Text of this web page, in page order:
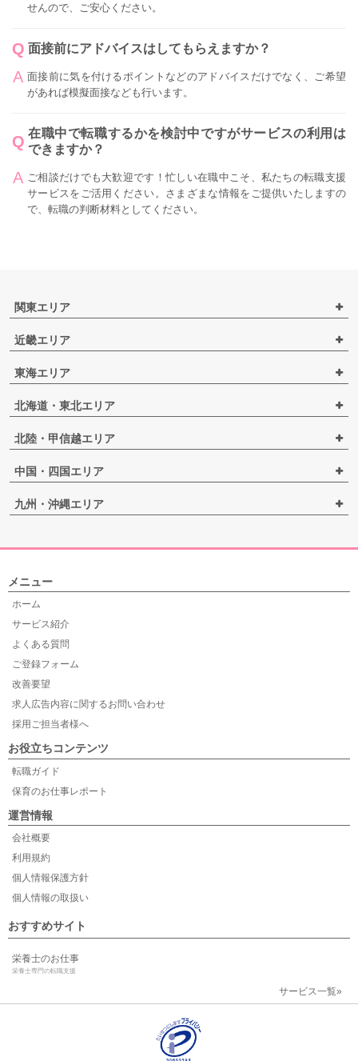
せんので、ご安心ください。
面接前にアドバイスはしてもらえますか？
面接前に気を付けるポイントなどのアドバイスだけでなく、ご希望
があれば模擬面接なども行います。
在職中で転職するかを検討中ですがサービスの利用は
できますか？
ご相談だけでも大歓迎です！忙しい在職中こそ、私たちの転職支援
サービスをご活用ください。さまざまな情報をご提供いたしますの
で、転職の判断材料としてください。
関東エリア
近畿エリア
東海エリア
北海道・東北エリア
北陸・甲信越エリア
中国・四国エリア
九州・沖縄エリア
メニュー
ホーム
サービス紹介
よくある質問
ご登録フォーム
改善要望
求人広告内容に関するお問い合わせ
採用ご担当者様へ
お役立ちコンテンツ
転職ガイド
保育のお仕事レポート
運営情報
会社概要
利用規約
個人情報保護方針
個人情報の取扱い
おすすめサイト
栄養士のお仕事
栄養士専門の転職支援
サービス一覧»